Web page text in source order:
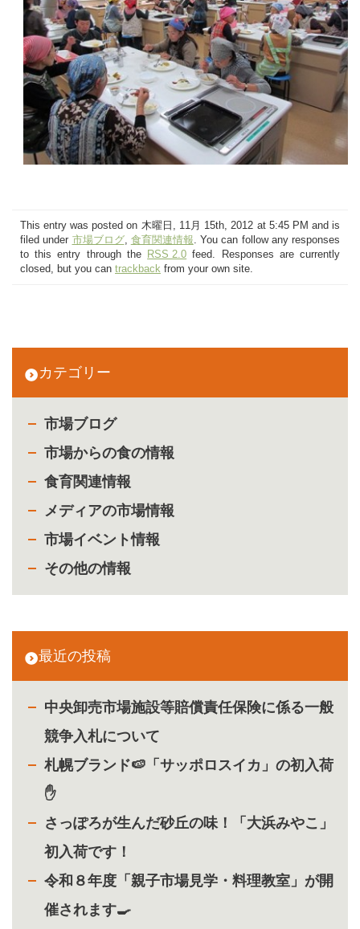
カテゴリー
市場ブログ
市場からの食の情報
食育関連情報
メディアの市場情報
市場イベント情報
その他の情報
最近の投稿
中央卸売市場施設等賠償責任保険に係る一般
競争入札について
札幌ブランド🍉「サッポロスイカ」の初入荷
✋
さっぽろが生んだ砂丘の味！「大浜みやこ」
初入荷です！
令和８年度「親子市場見学・料理教室」が開
催されます🍳
This entry was posted on 木曜日, 11月 15th, 2012 at 5:45 PM and is
filed under 市場ブログ, 食育関連情報. You can follow any responses
to this entry through the
RSS 2.0 feed. Responses are currently
closed, but you can trackback from your own site.